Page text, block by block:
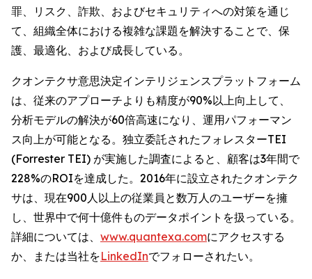
罪、リスク、詐欺、およびセキュリティへの対策を通じ
て、組織全体における複雑な課題を解決することで、保
護、最適化、および成長している。
クオンテクサ意思決定インテリジェンスプラットフォーム
は、従来のアプローチよりも精度が90%以上向上して、
分析モデルの解決が60倍高速になり、運用パフォーマン
ス向上が可能となる。独立委託されたフォレスターTEI
(Forrester TEI) が実施した調査によると、顧客は3年間で
228%のROIを達成した。2016年に設立されたクオンテク
サは、現在900人以上の従業員と数万人のユーザーを擁
し、世界中で何十億件ものデータポイントを扱っている。
詳細については、 www.quantexa.comにアクセスする
か、または当社をLinkedInでフォローされたい。